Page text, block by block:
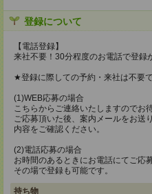
登録について
【電話登録】
来社不要！30分程度のお電話で登録
★登録に際しての予約・来社は不要
(1)WEB応募の場合
こちらからご連絡いたしますのでお
ご応募頂いた後、案内メールをお送
内容をご確認ください。
(2)電話応募の場合
お時間のあるときにお電話にてご応
その場で登録も可能です。
持ち物